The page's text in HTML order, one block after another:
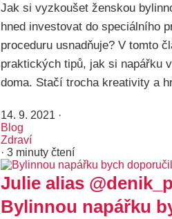
Jak si vyzkoušet ženskou
hned investovat do speciálního
proceduru usnadňuje? V tomto
praktických tipů, jak si napářku
doma. Stačí trocha kreativity a
14. 9. 2021 ·
Blog
Zdraví
· 3 minuty čtení
Julie alias
Bylinnou napářku